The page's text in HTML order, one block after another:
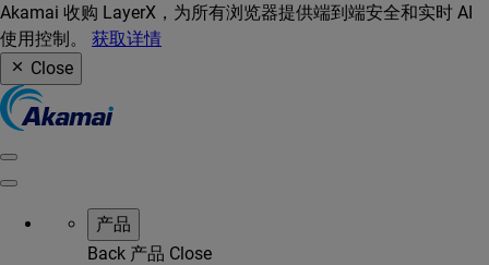
Akamai 收购 LayerX，为所有浏览器提供端到端安全和实时 AI
使用控制。 获取详情
Close
产品
Back 产品 Close